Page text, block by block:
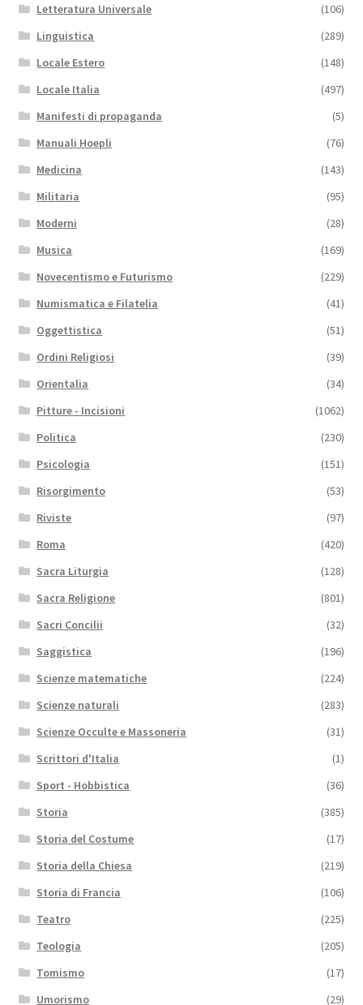
Letteratura Universale
(106)
Linguistica
(289)
Locale Estero
(148)
Locale Italia
(497)
Manifesti di propaganda
(5)
Manuali Hoepli
(76)
Medicina
(143)
Militaria
(95)
Moderni
(28)
Musica
(169)
Novecentismo e Futurismo
(229)
Numismatica e Filatelia
(41)
Oggettistica
(51)
Ordini Religiosi
(39)
Orientalia
(34)
Pitture - Incisioni
(1062)
Politica
(230)
Psicologia
(151)
Risorgimento
(53)
Riviste
(97)
Roma
(420)
Sacra Liturgia
(128)
Sacra Religione
(801)
Sacri Concilii
(32)
Saggistica
(196)
Scienze matematiche
(224)
Scienze naturali
(283)
Scienze Occulte e Massoneria
(31)
Scrittori d'Italia
(1)
Sport - Hobbistica
(36)
Storia
(385)
Storia del Costume
(17)
Storia della Chiesa
(219)
Storia di Francia
(106)
Teatro
(225)
Teologia
(205)
Tomismo
(17)
Umorismo
(29)